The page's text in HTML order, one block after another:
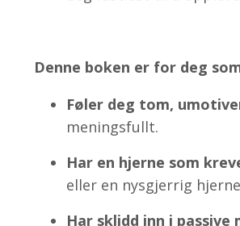
Denne boken er for deg
Føler deg tom,
meningsfullt.
Har en hjerne som
eller en nysgjerrig
Har sklidd inn i passive